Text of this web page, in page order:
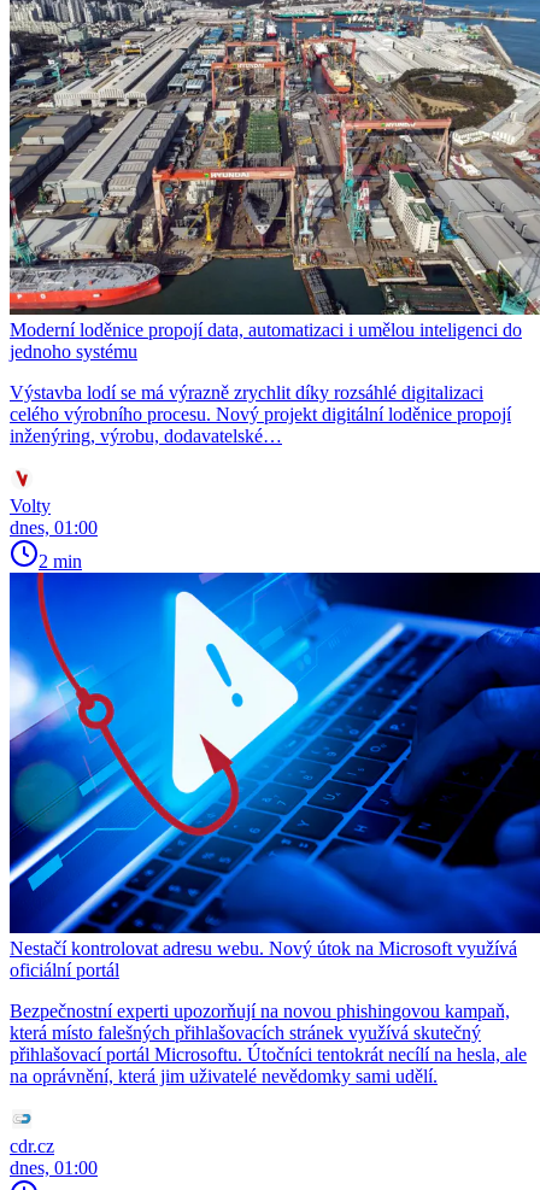
Moderní loděnice propojí data, automatizaci i umělou inteligenci do
jednoho systému
Výstavba lodí se má výrazně zrychlit díky rozsáhlé digitalizaci
celého výrobního procesu. Nový projekt digitální loděnice propojí
inženýring, výrobu, dodavatelské…
Volty
dnes, 01:00
2 min
Nestačí kontrolovat adresu webu. Nový útok na Microsoft využívá
oficiální portál
Bezpečnostní experti upozorňují na novou phishingovou kampaň,
která místo falešných přihlašovacích stránek využívá skutečný
přihlašovací portál Microsoftu. Útočníci tentokrát necílí na hesla, ale
na oprávnění, která jim uživatelé nevědomky sami udělí.
cdr.cz
dnes, 01:00